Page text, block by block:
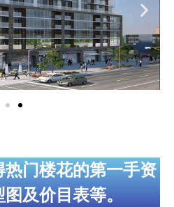
地产杂谈
门楼花的第一手资
图及价目表等。